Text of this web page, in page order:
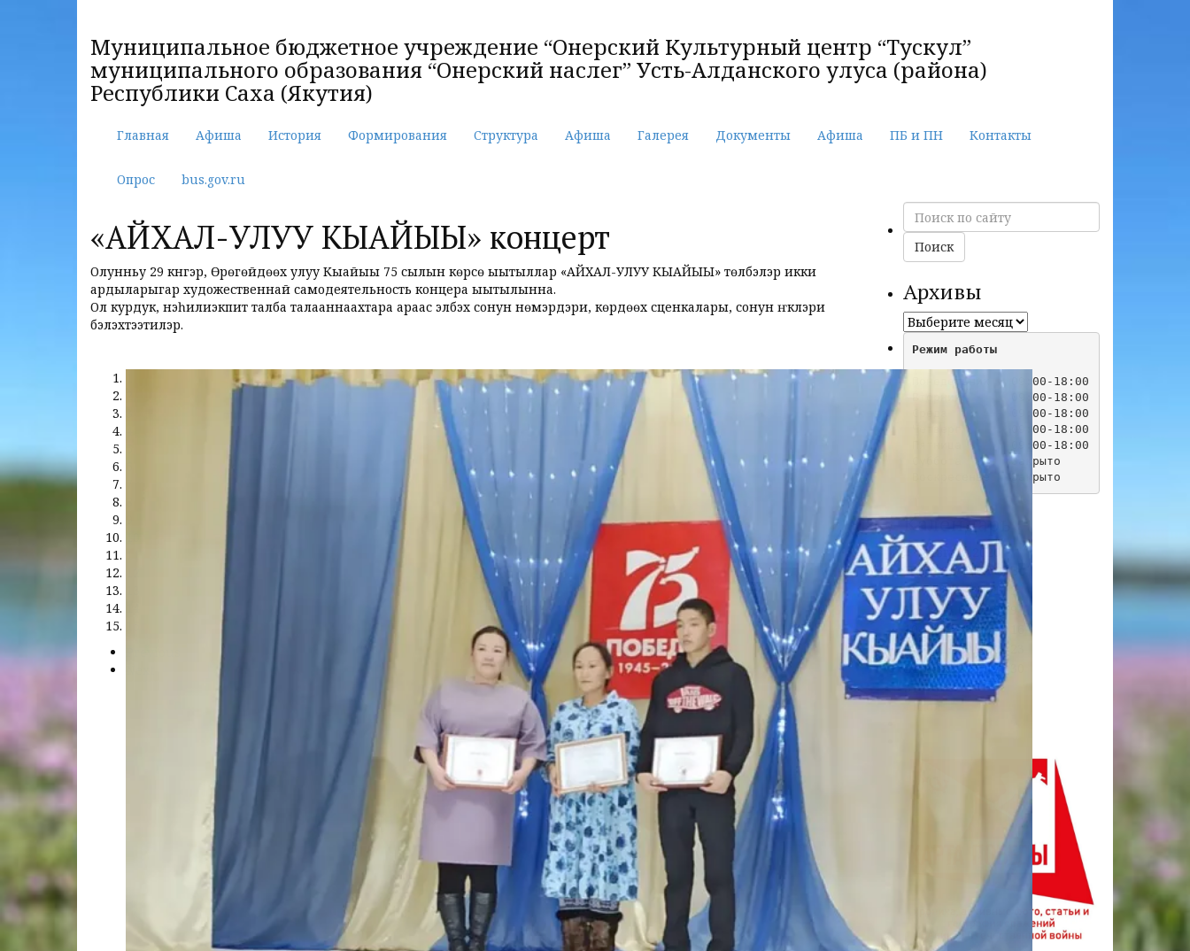
Муниципальное бюджетное учреждение “Онерский Культурный центр “Тускул”
муниципального образования “Онерский наслег” Усть-Алданского улуса (района)
Республики Саха (Якутия)
Главная Афиша История Формирования Структура Афиша Галерея Документы Афиша ПБ и ПН Контакты
Опрос bus.gov.ru
«АЙХАЛ-УЛУУ КЫАЙЫЫ» концерт
Олунньу 29 күнүгэр, Өрөгөйдөөх улуу Кыайыы 75 сылын көрсө ыытыллар «АЙХАЛ-УЛУУ КЫАЙЫЫ» түөлбэлэр икки
ардыларыгар художественнай самодеятельность концера ыытылынна.
Ол курдук, нэһилиэкпит талба талааннаахтара араас элбэх сонун нүөмэрдэри, көрдөөх сценкалары, сонун үҥкүүлэри
бэлэхтээтилэр.
Поиск
по
сайту
Поиск
Архивы
Архивы
Режим работы
Понедельник   09:00-18:00
Вторник       09:00-18:00
Среда         09:00-18:00
Четверг       09:00-18:00
Пятница       09:00-18:00
Суббота       Закрыто
Календарь
Август 2026
ПнВтСрЧтПтСбВс
1
2
3
4 5 6 7 8
10 1112 13 14 15
17 1819 20 21 22
24 2526 27 28 29
31
« Июл